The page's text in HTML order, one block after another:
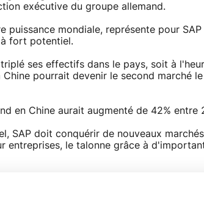
exécutive du groupe allemand.
puissance mondiale, représente pour
à fort potentiel.
ses effectifs dans le pays, soit à
pourrait devenir le second marché
en Chine aurait augmenté de 42% entre
SAP doit conquérir de nouveaux
entreprises, le talonne grâce à